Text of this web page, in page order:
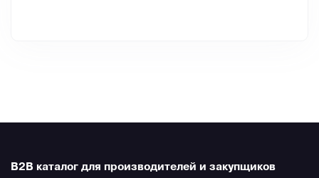
B2B каталог для производителей и закупщиков